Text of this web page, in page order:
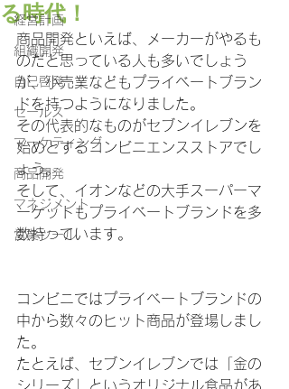
経営計画
組織開発
自己啓発
セールス
マーケティング
商品開発
マネジメント
営業ツール
る時代！
商品開発といえば、メーカーがやるも
のだと思っている人も多いでしょう
が、小売業などもプライベートブラン
ドを持つようになりました。
その代表的なものがセブンイレブンを
始めとするコンビニエンスストアでし
ょう。
そして、イオンなどの大手スーパーマ
ーケットもプライベートブランドを多
数持っています。
コンビニではプライベートブランドの
中から数々のヒット商品が登場しまし
た。
たとえば、セブンイレブンでは「金の
シリーズ」というオリジナル食品があ